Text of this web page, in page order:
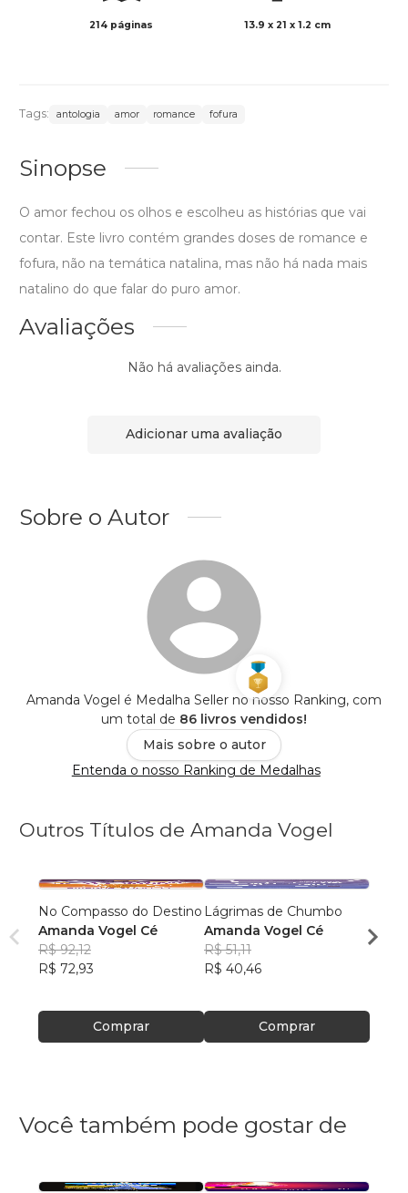
214 páginas 13.9 x 21 x 1.2 cm
Tags: antologia amor romance fofura
Sinopse
O amor fechou os olhos e escolheu as histórias que vai
contar. Este livro contém grandes doses de romance e
fofura, não na temática natalina, mas não há nada mais
natalino do que falar do puro amor.
Avaliações
Não há avaliações ainda.
Adicionar uma avaliação
Sobre o Autor
Amanda Vogel é Medalha Seller no nosso Ranking, com
um total de 86 livros vendidos!
Mais sobre o autor
Entenda o nosso Ranking de Medalhas
Outros Títulos de Amanda Vogel
No Compasso do Destino
Amanda Vogel Cé
R$ 92,12
R$ 72,93
Comprar
Lágrimas de Chumbo
Amanda Vogel Cé
R$ 51,11
R$ 40,46
Comprar
Você também pode gostar de